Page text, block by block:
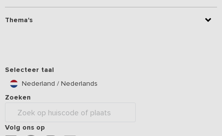
Thema's
Selecteer taal
Nederland / Nederlands
Zoeken
Volg ons op